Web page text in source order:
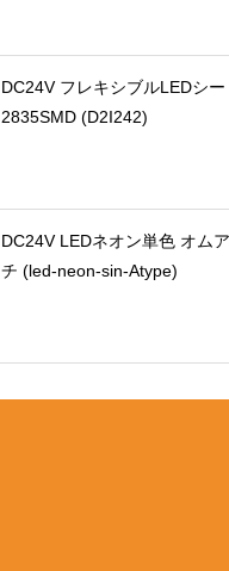
DC24V フレキシブルLEDシ
2835SMD (D2I242)
DC24V LEDネオン単色 オム
チ (led-neon-sin-Atype)